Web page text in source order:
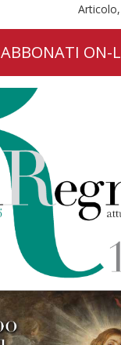
ABBONATI ON-